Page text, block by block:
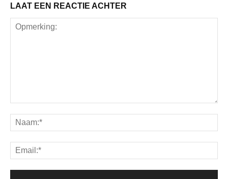
LAAT EEN REACTIE ACHTER